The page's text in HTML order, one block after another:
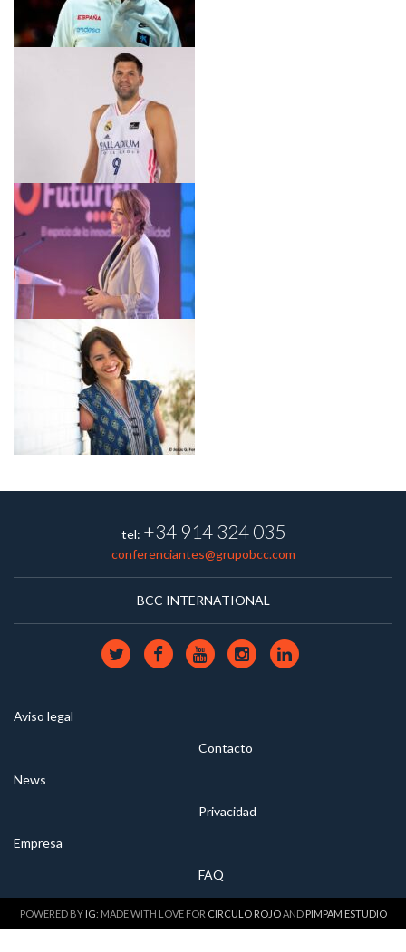
tel: +34 914 324 035
conferenciantes@grupobcc.com
BCC INTERNATIONAL
Aviso legal
Contacto
News
Privacidad
Empresa
FAQ
POWERED BY IG: MADE WITH LOVE FOR CIRCULO ROJOAND PIMPAM ESTUDIO